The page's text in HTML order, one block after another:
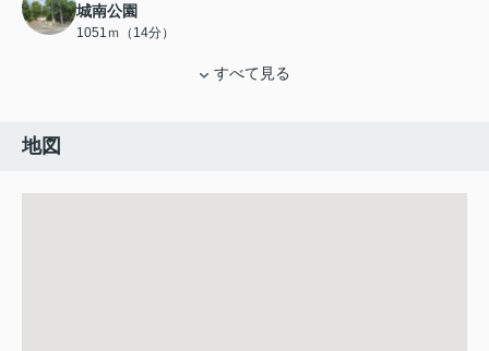
城南公園
1051ｍ（14分）
すべて見る
地図